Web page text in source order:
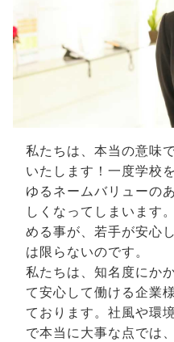
私たちは、本当の意味
いたします！一度学校
ゆるネームバリューの
しくなってしまいます
める事が、若手が安心
は限らないのです。
私たちは、知名度にか
て安心して働ける企業
ております。社風や環
で本当に大事な点では